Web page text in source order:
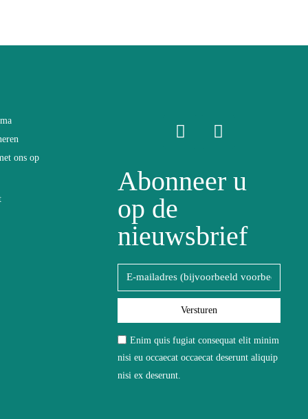
ons op
Abonneer u
op de
nieuwsbrief
Versturen
Enim quis fugiat consequat elit minim
nisi eu occaecat occaecat deserunt aliquip
nisi ex deserunt.